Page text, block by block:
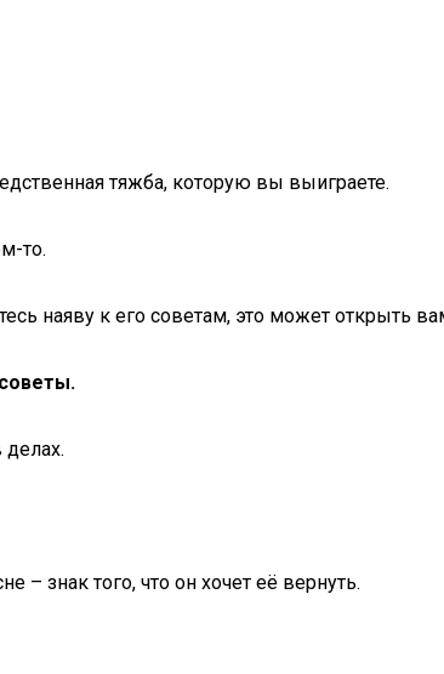
тяжба, которую вы выиграете.
то.
наяву к его советам, это может открыть
знак того, что он хочет её вернуть.